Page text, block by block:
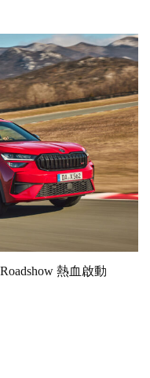
熱血啟動